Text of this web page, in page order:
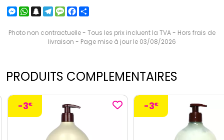
Messenger
WhatsApp
Snapchat
Telegram
MessageFacebook
Photo non contractuelle - Tous les prix incluent la TVA - Hors frais de
livraison - Page mise à jour le 03/08/2026
PRODUITS COMPLEMENTAIRES
-3€ -3€